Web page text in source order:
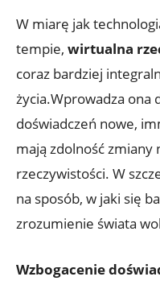
W miarę jak
‍tempie, wirtualna
coraz ‌bardziej
życia.Wprowadza ona
doświadczeń nowe,
mają⁢ zdolność zmiany⁢
rzeczywistości.⁢ W
na sposób, w⁣ jaki się‌
⁢zrozumienie⁢ świata
Wzbogacenie‌